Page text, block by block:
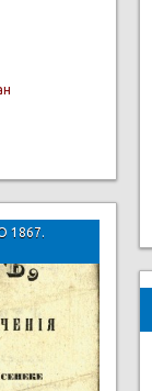
1867.